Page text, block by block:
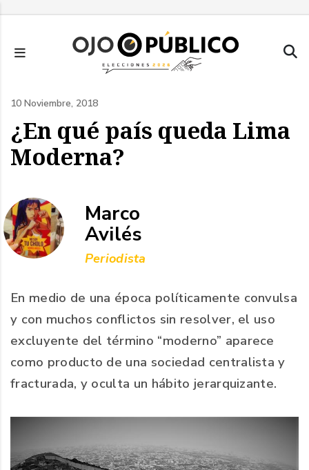
principal
10 Noviembre, 2018
¿En qué país queda Lima
Moderna?
Marco
Avilés
Periodista
En medio de una época políticamente convulsa
y con muchos conflictos sin resolver, el uso
excluyente del término “moderno” aparece
como producto de una sociedad centralista y
fracturada, y oculta un hábito jerarquizante.